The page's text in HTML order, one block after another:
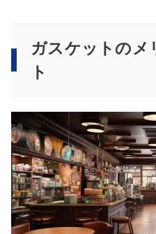
ガスケットのメ
ト